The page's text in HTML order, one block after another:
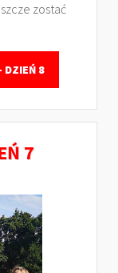
zostać
DZIEŃ 8
7